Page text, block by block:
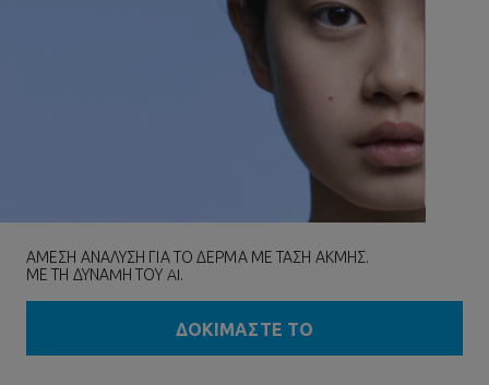
ΑΜΕΣΗ ΑΝΑΛΥΣΗ ΓΙΑ ΤΟ ΔΕΡΜΑ ΜΕ ΤΑΣΗ ΑΚΜΗΣ.
ΜΕ ΤΗ ΔΥΝΑMΗ ΤΟΥ AI.
ΔΟΚΙΜΑΣΤΕ ΤΟ